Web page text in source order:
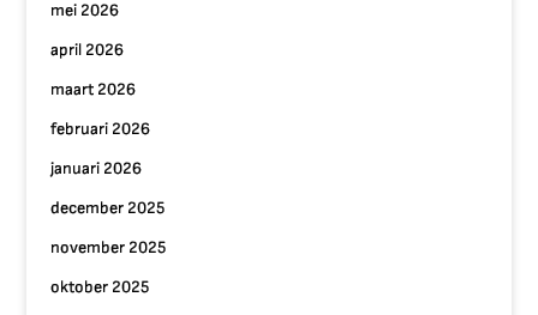
mei 2026
april 2026
maart 2026
februari 2026
januari 2026
december 2025
november 2025
oktober 2025